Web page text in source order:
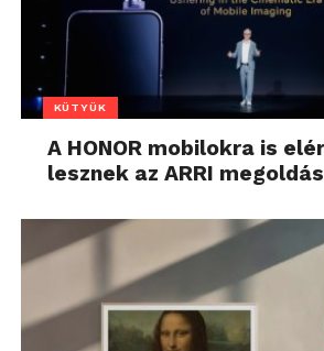
KÜTYÜK
A HONOR mobilokra is
lesznek az ARRI